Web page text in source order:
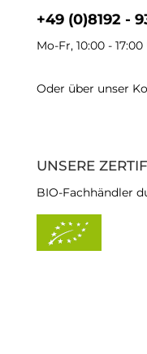
+49 (0)8192 -
Mo-Fr, 10:00 - 17:00
Oder über unser
UNSERE
BIO-Fachhändler